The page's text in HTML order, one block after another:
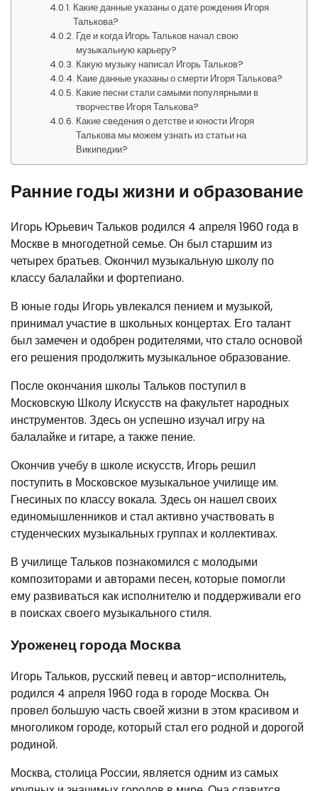
Какие данные указаны о дате рождения Игоря
Талькова?
Где и когда Игорь Тальков начал свою
музыкальную карьеру?
Какую музыку написал Игорь Тальков?
Каие данные указаны о смерти Игоря Талькова?
Какие песни стали самыми популярными в
творчестве Игоря Талькова?
Какие сведения о детстве и юности Игоря
Талькова мы можем узнать из статьи на
Википедии?
Ранние годы жизни и образование
Игорь Юрьевич Тальков родился 4 апреля 1960 года в
Москве в многодетной семье. Он был старшим из
четырех братьев. Окончил музыкальную школу по
классу балалайки и фортепиано.
В юные годы Игорь увлекался пением и музыкой,
принимал участие в школьных концертах. Его талант
был замечен и одобрен родителями, что стало основой
его решения продолжить музыкальное образование.
После окончания школы Тальков поступил в
Московскую Школу Искусств на факультет народных
инструментов. Здесь он успешно изучал игру на
балалайке и гитаре, а также пение.
Окончив учебу в школе искусств, Игорь решил
поступить в Московское музыкальное училище им.
Гнесиных по классу вокала. Здесь он нашел своих
единомышленников и стал активно участвовать в
студенческих музыкальных группах и коллективах.
В училище Тальков познакомился с молодыми
композиторами и авторами песен, которые помогли
ему развиваться как исполнителю и поддерживали его
в поисках своего музыкального стиля.
Уроженец города Москва
Игорь Тальков, русский певец и автор-исполнитель,
родился 4 апреля 1960 года в городе Москва. Он
провел большую часть своей жизни в этом красивом и
многоликом городе, который стал его родной и дорогой
родиной.
Москва, столица России, является одним из самых